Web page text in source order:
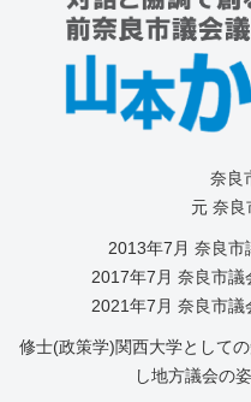
奈良
元 奈良
2013年7⽉ 奈良市
2017年7月 奈良市議
2021年7月 奈良市議
修士(政策学)関西大学として
し地方議会の